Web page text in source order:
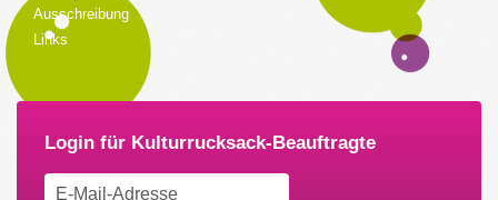
Ausschreibung
Links